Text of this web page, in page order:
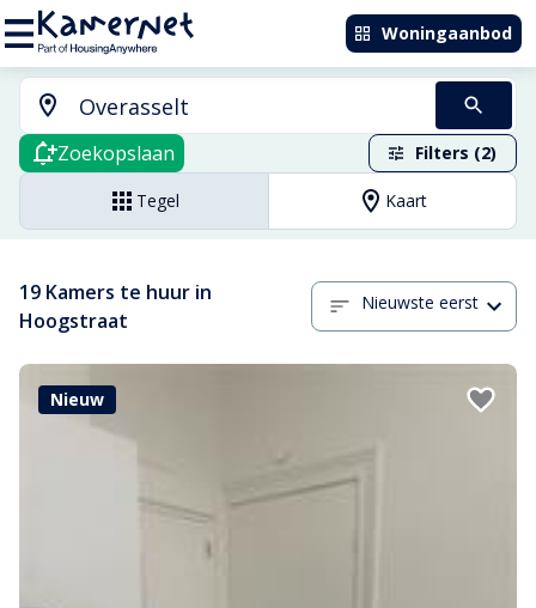
Woningaanbod
Zoekopslaan Filters (2)
Tegel Kaart
19 Kamers te huur in
Hoogstraat
Nieuwste eerst
Nieuw